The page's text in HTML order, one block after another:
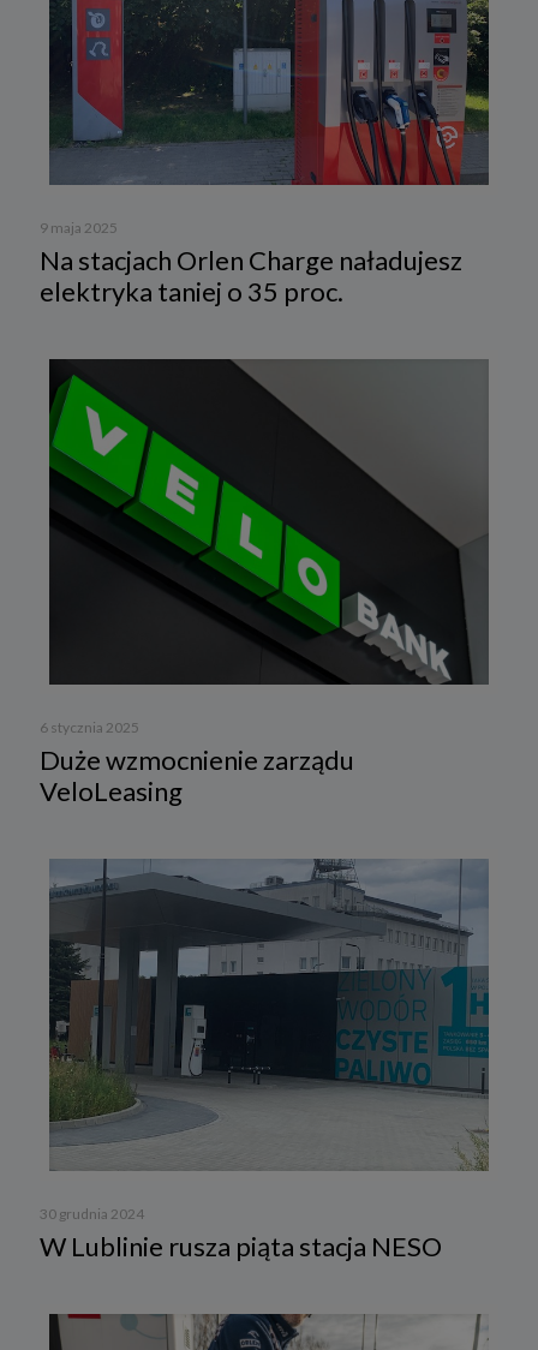
9 maja 2025
Na stacjach Orlen Charge naładujesz
elektryka taniej o 35 proc.
6 stycznia 2025
Duże wzmocnienie zarządu
VeloLeasing
30 grudnia 2024
W Lublinie rusza piąta stacja NESO